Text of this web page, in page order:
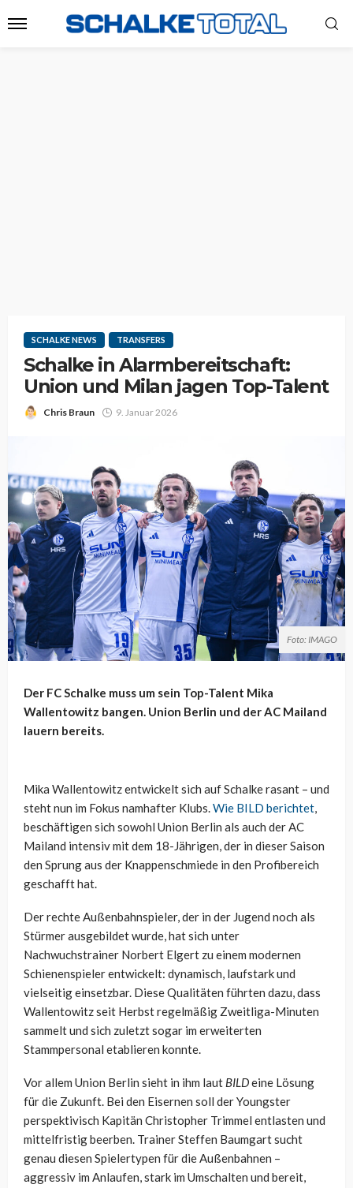
SCHALKE NEWS TRANSFERS
Schalke in Alarmbereitschaft:
Union und Milan jagen Top-Talent
Chris Braun 9. Januar 2026
Foto: IMAGO
Der FC Schalke muss um sein Top-Talent Mika
Wallentowitz bangen. Union Berlin und der AC Mailand
lauern bereits.
Mika Wallentowitz entwickelt sich auf Schalke rasant – und
steht nun im Fokus namhafter Klubs.Wie BILD berichtet,
beschäftigen sich sowohl Union Berlin als auch der AC
Mailand intensiv mit dem 18-Jährigen, der in dieser Saison
den Sprung aus der Knappenschmiede in den Profibereich
geschafft hat.
Der rechte Außenbahnspieler, der in der Jugend noch als
Stürmer ausgebildet wurde, hat sich unter
Nachwuchstrainer Norbert Elgert zu einem modernen
Schienenspieler entwickelt: dynamisch, laufstark und
vielseitig einsetzbar. Diese Qualitäten führten dazu, dass
Wallentowitz seit Herbst regelmäßig Zweitliga-Minuten
sammelt und sich zuletzt sogar im erweiterten
Stammpersonal etablieren konnte.
Vor allem Union Berlin sieht in ihm laut BILDeine Lösung
für die Zukunft. Bei den Eisernen soll der Youngster
perspektivisch Kapitän Christopher Trimmel entlasten und
mittelfristig beerben. Trainer Steffen Baumgart sucht
genau diesen Spielertypen für die Außenbahnen –
aggressiv im Anlaufen, stark im Umschalten und bereit,